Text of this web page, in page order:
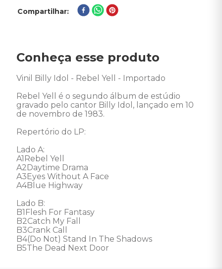
Compartilhar
Conheça esse produto
Vinil Billy Idol - Rebel Yell - Importado
Rebel Yell é o segundo álbum de estúdio
gravado pelo cantor Billy Idol, lançado em 10
de novembro de 1983.
Repertório do LP:
Lado A:
A1Rebel Yell
A2Daytime Drama
A3Eyes Without A Face
A4Blue Highway
Lado B:
B1Flesh For Fantasy
B2Catch My Fall
B3Crank Call
B4(Do Not) Stand In The Shadows
B5The Dead Next Door